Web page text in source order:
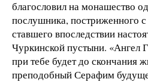
благословил на монашество
послушника, постриженного
ставшего впоследствии
Чуркинской пустыни. «Ангел
при тебе будет до скончания
преподобный Серафим